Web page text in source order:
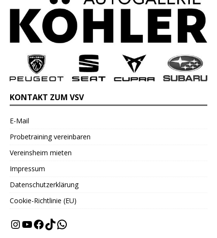
KONTAKT ZUM VSV
E-Mail
Probetraining vereinbaren
Vereinsheim mieten
Impressum
Datenschutzerklärung
Cookie-Richtlinie (EU)